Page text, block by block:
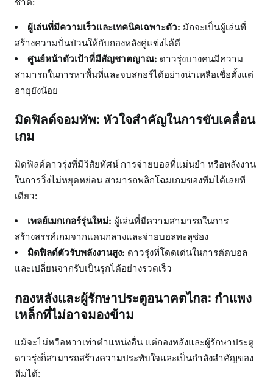
ผู้เล่นที่มีความเร็วและเทคนิคเฉพาะตัว: มักจะเป็นผู้เล่นที่
สร้างความปั่นป่วนให้กับกองหลังคู่แข่งได้ดี
ศูนย์หน้าตัวเป้าที่มีสัญชาตญาณ: ดาวรุ่งบางคนมีความ
สามารถในการหาพื้นที่และจบสกอร์ได้อย่างน่าเหลือเชื่อตั้งแต่
อายุยังน้อย
มิดฟิลด์จอมทัพ: หัวใจสำคัญในการขับเคลื่อน
เกม
มิดฟิลด์ดาวรุ่งที่มีวิสัยทัศน์ การจ่ายบอลที่แม่นยำ หรือพลังงาน
ในการวิ่งไม่หยุดหย่อน สามารถพลิกโฉมเกมของทีมได้เลยที
เดียว:
เพลย์เมกเกอร์รุ่นใหม่: ผู้เล่นที่มีความสามารถในการ
สร้างสรรค์เกมจากแดนกลางและจ่ายบอลทะลุช่อง
มิดฟิลด์ตัวรับพลังงานสูง: ดาวรุ่งที่โดดเด่นในการตัดบอล
และเปลี่ยนจากรับเป็นรุกได้อย่างรวดเร็ว
กองหลังและผู้รักษาประตูอนาคตไกล: กำแพง
เหล็กที่ไม่อาจมองข้าม
แม้จะไม่หวือหวาเท่าตำแหน่งอื่น แต่กองหลังและผู้รักษาประตู
ดาวรุ่งก็สามารถสร้างความประทับใจและเป็นกำลังสำคัญของ
ทีมได้: